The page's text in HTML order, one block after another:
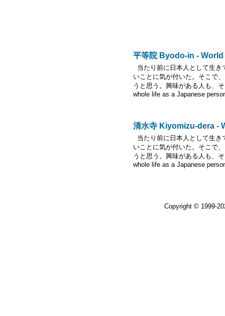
平等院 Byodo-in - World
当たり前に日本人として生き
いことに気が付いた。そこで
うと思う。興味がある人も、
whole life as a Japanese
清水寺 Kiyomizu-dera -
当たり前に日本人として生き
いことに気が付いた。そこで
うと思う。興味がある人も、
whole life as a Japanese
Copyright © 1999-